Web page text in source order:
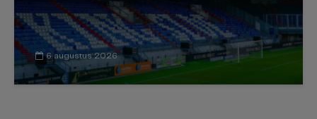
6 augustus 2026